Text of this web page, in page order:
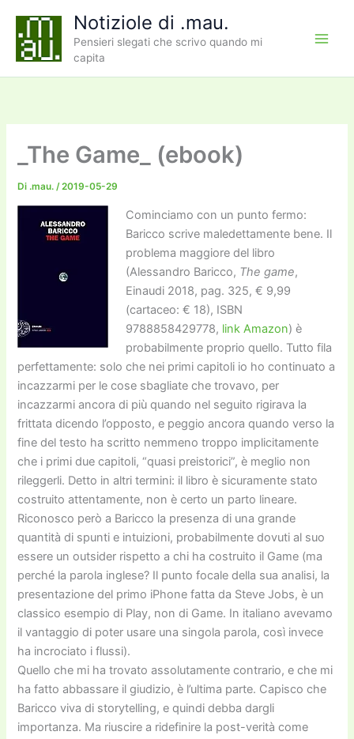
contenuto
Notiziole di .mau.
Pensieri slegati che scrivo quando mi
capita
_The Game_ (ebook)
Di .mau./2019-05-29
Cominciamo con un punto fermo:
Baricco scrive maledettamente bene. Il
problema maggiore del libro
(Alessandro Baricco, The game,
Einaudi 2018, pag. 325, € 9,99
(cartaceo: € 18), ISBN
9788858429778, link Amazon) è
probabilmente proprio quello. Tutto fila
perfettamente: solo che nei primi capitoli io ho continuato a
incazzarmi per le cose sbagliate che trovavo, per
incazzarmi ancora di più quando nel seguito rigirava la
frittata dicendo l’opposto, e peggio ancora quando verso la
fine del testo ha scritto nemmeno troppo implicitamente
che i primi due capitoli, “quasi preistorici”, è meglio non
rileggerli. Detto in altri termini: il libro è sicuramente stato
costruito attentamente, non è certo un parto lineare.
Riconosco però a Baricco la presenza di una grande
quantità di spunti e intuizioni, probabilmente dovuti al suo
essere un outsider rispetto a chi ha costruito il Game (ma
perché la parola inglese? Il punto focale della sua analisi, la
presentazione del primo iPhone fatta da Steve Jobs, è un
classico esempio di Play, non di Game. In italiano avevamo
il vantaggio di poter usare una singola parola, così invece
ha incrociato i flussi).
Quello che mi ha trovato assolutamente contrario, e che mi
ha fatto abbassare il giudizio, è l’ultima parte. Capisco che
Baricco viva di storytelling, e quindi debba dargli
importanza. Ma riuscire a ridefinire la post-verità come